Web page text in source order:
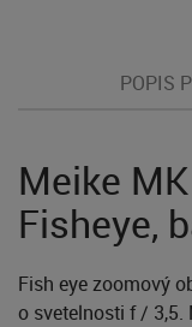
POPIS
Meike
Fisheye,
Fish eye zoomový
o svetelnosti f / 3,5.